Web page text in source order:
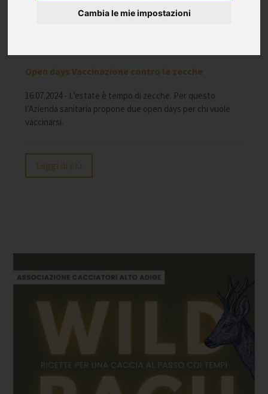
Cambia le mie impostazioni
Open days Vaccinazione contro le zecche
16.07.2024 - L’estate è tempo di zecche. Per questo
l’Azienda sanitaria propone due open days per chi vuole
vaccinarsi.
Leggi di più